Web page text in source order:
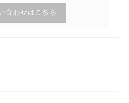
合わせはこちら